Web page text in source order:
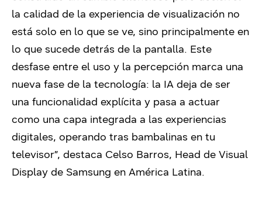
la calidad de la experiencia de visualización no
está solo en lo que se ve, sino principalmente en
lo que sucede detrás de la pantalla. Este
desfase entre el uso y la percepción marca una
nueva fase de la tecnología: la IA deja de ser
una funcionalidad explícita y pasa a actuar
como una capa integrada a las experiencias
digitales, operando tras bambalinas en tu
televisor”, destaca Celso Barros, Head de Visual
Display de Samsung en América Latina.